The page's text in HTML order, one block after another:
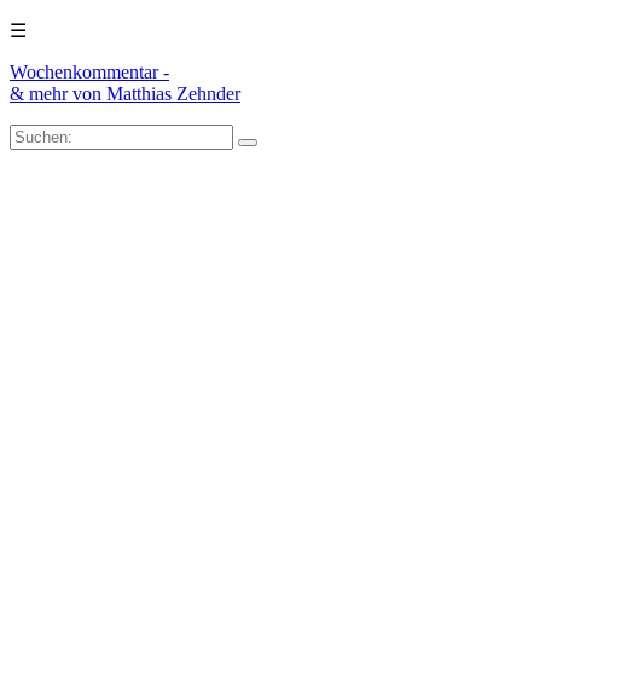
☰
Wochenkommentar -
& mehrvon Matthias Zehnder